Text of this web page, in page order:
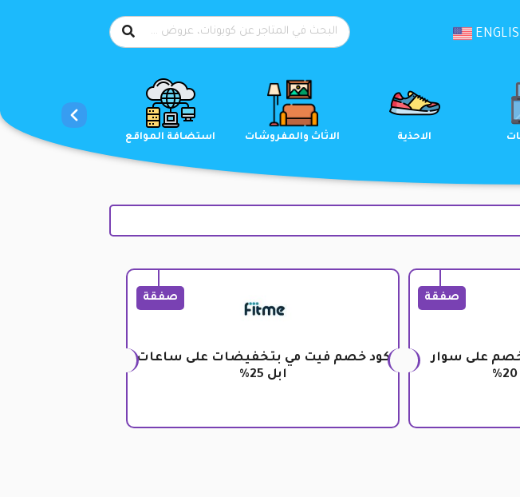
استضافة المواقع الاثاث والمفروشات الاحذية الالكترونيات
صفقة
على سوار
صفقة
كود خصم فيت مي بتخفيضات على ساعات
ابل 25%